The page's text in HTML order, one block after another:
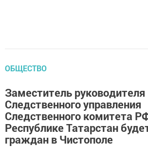
ОБЩЕСТВО
Заместитель руководителя
Следственного управления
Следственного комитета
Республике Татарстан
граждан в Чистополе